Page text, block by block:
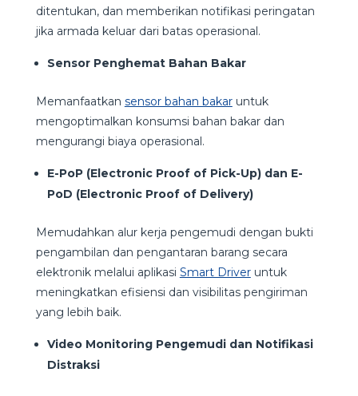
ditentukan, dan memberikan notifikasi peringatan
jika armada keluar dari batas operasional.
Sensor Penghemat Bahan Bakar
Memanfaatkan sensor bahan bakaruntuk
mengoptimalkan konsumsi bahan bakar dan
mengurangi biaya operasional.
E-PoP (Electronic Proof of Pick-Up) dan E-
PoD (Electronic Proof of Delivery)
Memudahkan alur kerja pengemudi dengan bukti
pengambilan dan pengantaran barang secara
elektronik melalui aplikasi Smart Driveruntuk
meningkatkan efisiensi dan visibilitas pengiriman
yang lebih baik.
Video Monitoring Pengemudi dan Notifikasi
Distraksi